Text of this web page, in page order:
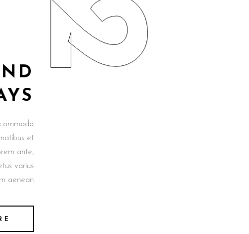
et
ante,
varius
aenean